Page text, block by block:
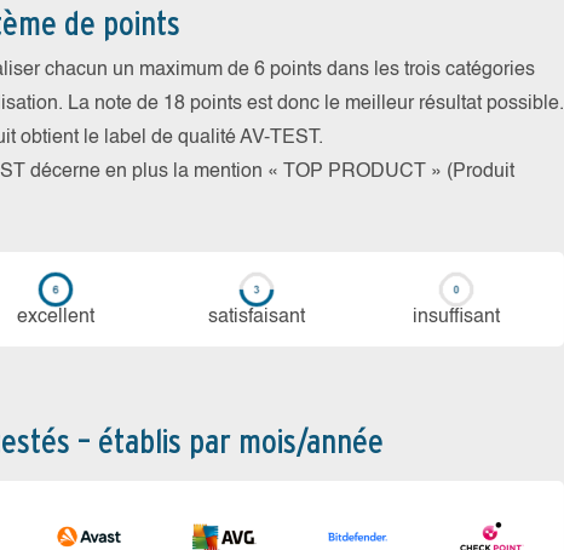
de points
chacun un maximum de 6 points dans les trois catégories
La note de 18 points est donc le meilleur résultat possible.
obtient le label de qualité AV-TEST.
décerne en plus la mention « TOP PRODUCT » (Produit
ex­cellent sa­tis­fai­sant in­suf­fi­sant
– établis par mois/année